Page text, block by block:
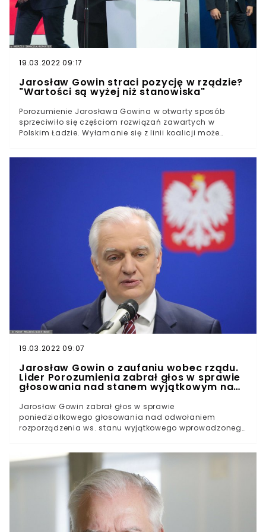
@Jaroslaw_Gowin!!!#KongresPorozumienia
#DruzynaGowina pic.twitter.com/Y0mQs3Memp—
Porozumienie (@Porozumienie__) June 27, 2021
19.03.2022 09:17
Jarosław Gowin straci pozycję w rządzie?
"Wartości są wyżej niż stanowiska"
Porozumienie Jarosława Gowina w otwarty sposób
sprzeciwiło się częściom rozwiązań zawartych w
Polskim Ładzie. Wyłamanie się z linii koalicji może
Porozumienia Jan Strzeżek.Polski Ład, promowany przez
polityków PiS, którzy od kilku tygodni objeżdżają kraj,
promując program, może utknąć w procesie
legislacyjnym, jako że projektowi w jego obecnym
kształcie oficjalnie sprzeciwiło się Porozumienie.Lider
partii, Jarosław Gowin, przyznał, że część rozwiązań
doprowadziłaby do wzrostu podatków dla milionów
Polaków.W efekcie koalicjant Prawa i Sprawiedliwości
ostatecznie nie wyraził zgody na proponowane przez
partię Jarosława Kaczyńskiego zmiany w systemie
składkowo-podatkowym.
19.03.2022 09:07
Jarosław Gowin o zaufaniu wobec rządu.
Lider Porozumienia zabrał głos w sprawie
głosowania nad stanem wyjątkowym na
granicy z Białorusią
Jarosław Gowin zabrał głos w sprawie
poniedziałkowego głosowania nad odwołaniem
rozporządzenia ws. stanu wyjątkowego wprowadzonego
razem z PiS.Były wicepremier przyznał jednak, że nie
zgadza się ze wszystkimi przepisami zawartymi w
rozporządzeniu. Stan wyjątkowy na granicy Decyzją
prezydenta i Sejmu, na pasie granicznym z Białorusią,
obowiązuje stan wyjątkowy. Rząd zdecydował się na
jego wprowadzenie z powodu trwających na
przygranicznych terenach naszych sąsiadów rosyjskich